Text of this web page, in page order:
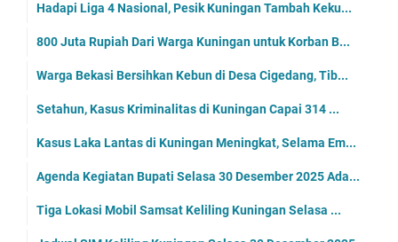
Hadapi Liga 4 Nasional, Pesik Kuningan Tambah Keku...
800 Juta Rupiah Dari Warga Kuningan untuk Korban B...
Warga Bekasi Bersihkan Kebun di Desa Cigedang, Tib...
Setahun, Kasus Kriminalitas di Kuningan Capai 314 ...
Kasus Laka Lantas di Kuningan Meningkat, Selama Em...
Agenda Kegiatan Bupati Selasa 30 Desember 2025 Ada...
Tiga Lokasi Mobil Samsat Keliling Kuningan Selasa ...